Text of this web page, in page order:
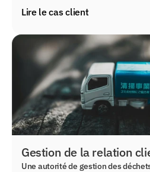
comment nous avons automatisé
distributeur belge de produits
Lire le cas client
Gestion de la relation
Une autorité de gestion des